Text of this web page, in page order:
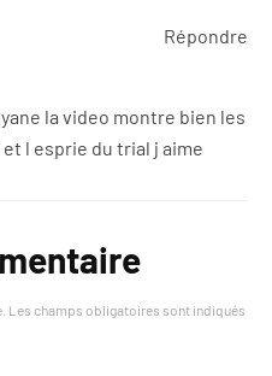
la video montre bien les
l esprie du trial j aime
Répondre
Les champs obligatoires sont indiqués